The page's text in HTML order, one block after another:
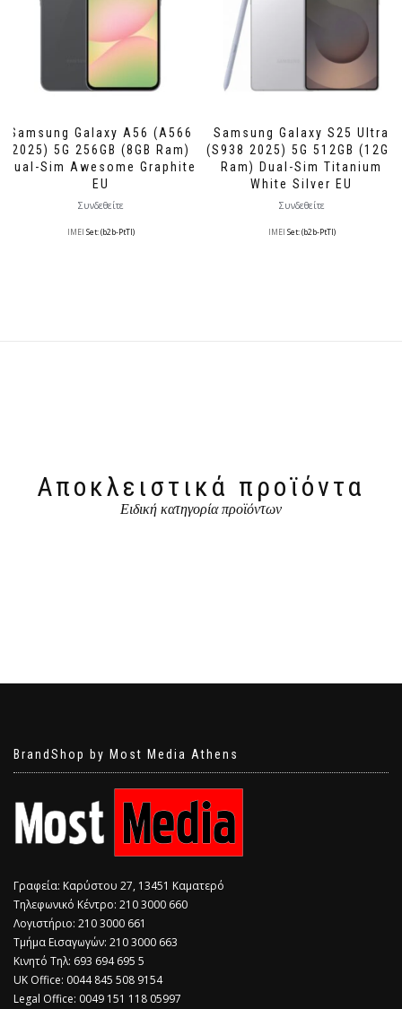
Samsung Galaxy A56 (A566
2025) 5G 256GB (8GB Ram)
Dual-Sim Awesome Graphite
EU
Συνδεθείτε
IMEI Set: (b2b-PtTl)
Samsung Galaxy S25 Ultra
(S938 2025) 5G 512GB (12GB
Ram) Dual-Sim Titanium
White Silver EU
Συνδεθείτε
IMEI Set: (b2b-PtTl)
Αποκλειστικά προϊόντα
Ειδική κατηγορία προϊόντων
BrandShop by Most Media Athens
Γραφεία: Καρύστου 27, 13451 Καματερό
Τηλεφωνικό Κέντρο: 210 3000 660
Λογιστήριο: 210 3000 661
Τμήμα Εισαγωγών: 210 3000 663
Κινητό Τηλ: 693 694 695 5
​UK Office: 0044 845 508 9154
Legal Office: 0049 151 118 05997